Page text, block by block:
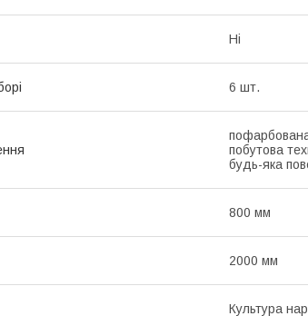
Ні
6 шт.
пофарбована
побутова
будь-яка
800 мм
2000 мм
Культура